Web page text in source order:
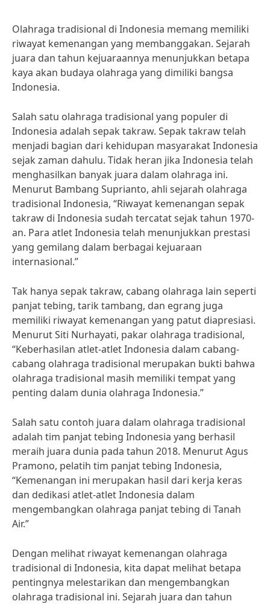
Olahraga tradisional di Indonesia memang memiliki
riwayat kemenangan yang membanggakan. Sejarah
juara dan tahun kejuaraannya menunjukkan betapa
kaya akan budaya olahraga yang dimiliki bangsa
Indonesia.
Salah satu olahraga tradisional yang populer di
Indonesia adalah sepak takraw. Sepak takraw telah
menjadi bagian dari kehidupan masyarakat Indonesia
sejak zaman dahulu. Tidak heran jika Indonesia telah
menghasilkan banyak juara dalam olahraga ini.
Menurut Bambang Suprianto, ahli sejarah olahraga
tradisional Indonesia, “Riwayat kemenangan sepak
takraw di Indonesia sudah tercatat sejak tahun 1970-
an. Para atlet Indonesia telah menunjukkan prestasi
yang gemilang dalam berbagai kejuaraan
internasional.”
Tak hanya sepak takraw, cabang olahraga lain seperti
panjat tebing, tarik tambang, dan egrang juga
memiliki riwayat kemenangan yang patut diapresiasi.
Menurut Siti Nurhayati, pakar olahraga tradisional,
“Keberhasilan atlet-atlet Indonesia dalam cabang-
cabang olahraga tradisional merupakan bukti bahwa
olahraga tradisional masih memiliki tempat yang
penting dalam dunia olahraga Indonesia.”
Salah satu contoh juara dalam olahraga tradisional
adalah tim panjat tebing Indonesia yang berhasil
meraih juara dunia pada tahun 2018. Menurut Agus
Pramono, pelatih tim panjat tebing Indonesia,
“Kemenangan ini merupakan hasil dari kerja keras
dan dedikasi atlet-atlet Indonesia dalam
mengembangkan olahraga panjat tebing di Tanah
Air.”
Dengan melihat riwayat kemenangan olahraga
tradisional di Indonesia, kita dapat melihat betapa
pentingnya melestarikan dan mengembangkan
olahraga tradisional ini. Sejarah juara dan tahun